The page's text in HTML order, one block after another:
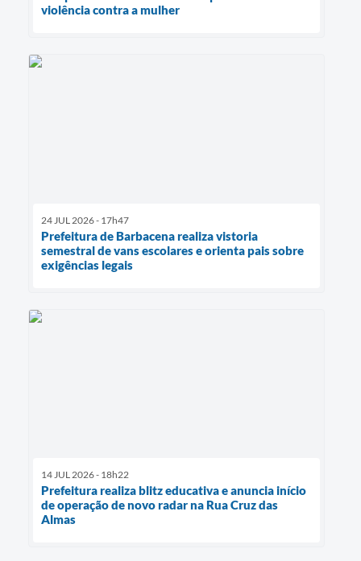
violência contra a mulher
24 JUL 2026 - 17h47
Prefeitura de Barbacena realiza vistoria
semestral de vans escolares e orienta pais sobre
exigências legais
14 JUL 2026 - 18h22
Prefeitura realiza blitz educativa e anuncia início
de operação de novo radar na Rua Cruz das
Almas